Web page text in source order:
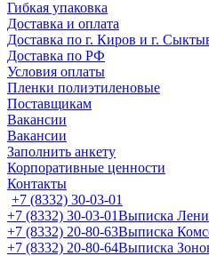
Гибкая упаковка
Доставка и оплата
Доставка по г. Киров и г.
Доставка по РФ
Условия оплаты
Пленки полиэтиленовые
Поставщикам
Вакансии
Вакансии
Заполнить анкету
Корпоративные ценности
Контакты
+7 (8332) 30-03-01
+7 (8332) 30-03-01Выписка
+7 (8332) 20-80-63Выписка
+7 (8332) 20-80-64Выписка